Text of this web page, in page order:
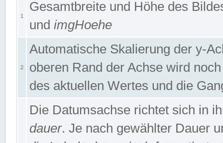
1
Gesamtbreite und Höhe des
und imgHoehe
2
Automatische Skalierung der y-
oberen Rand der Achse wird
des aktuellen Wertes und die
Die Datumsachse richtet sich in
dauer. Je nach gewählter Dauer